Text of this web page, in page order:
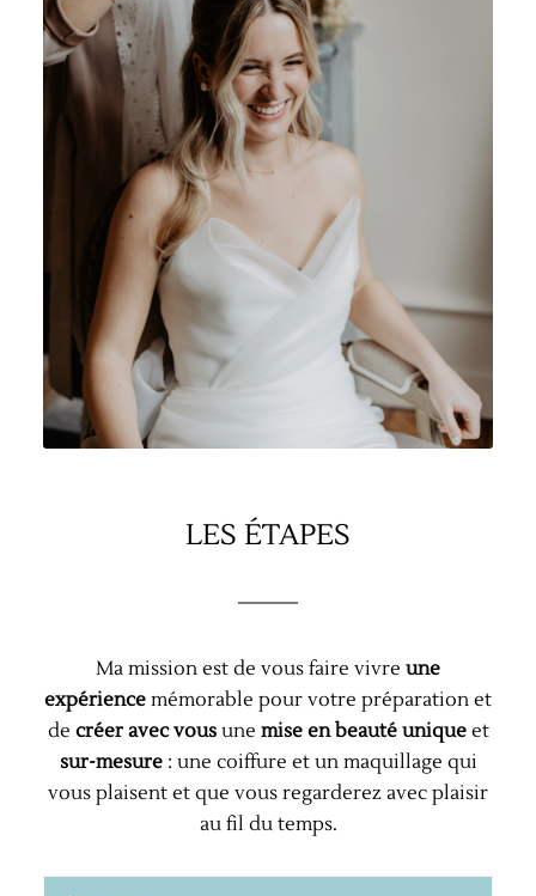
LES ÉTAPES
Ma mission est de vous faire vivre une
expérience mémorable pour votre préparation et
de créer avec vous une mise en beauté uniqueet
sur-mesure: une coiffure et un maquillage qui
vous plaisent et que vous regarderez avec plaisir
au fil du temps.